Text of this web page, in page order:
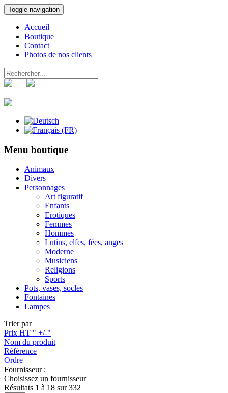
Toggle navigation
Accueil
Boutique
Contact
Photos de nos clients
Menu boutique
Animaux
Divers
Personnages
Art figuratif
Enfants
Erotiques
Femmes
Hommes
Lutins, elfes, fées, anges
Moderne
Musiciens
Religions
Sports
Pots, vases, socles
Fontaines
Lampes
Trier par
Prix HT " +/-"
Nom du produit
Référence
Ordre
Fournisseur :
Choisissez un fournisseur
Résultats 1 à 18 sur 332